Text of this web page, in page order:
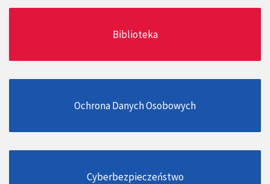
Biblioteka
Ochrona Danych Osobowych
Cyberbezpieczeństwo